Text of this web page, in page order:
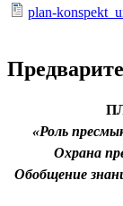
plan-
«Роль
Охрана
Обобщение